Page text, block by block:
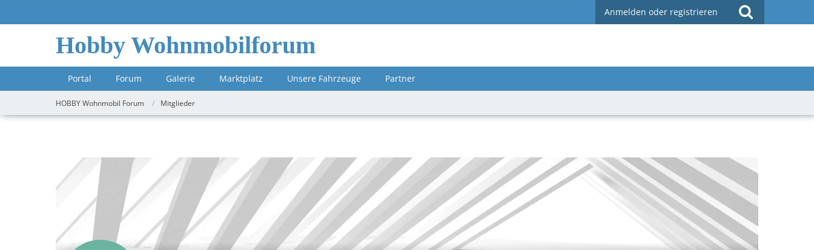
Anmelden oder registrieren
Hobby Wohnmobilforum
Portal Forum Galerie Marktplatz Unsere Fahrzeuge Partner
HOBBY Wohnmobil Forum Mitglieder